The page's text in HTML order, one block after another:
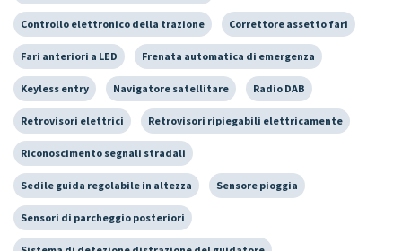
Controllo elettronico della trazione Correttore assetto fari
Fari anteriori a LED Frenata automatica di emergenza
Keyless entry Navigatore satellitare Radio DAB
Retrovisori elettrici Retrovisori ripiegabili elettricamente
Riconoscimento segnali stradali
Sedile guida regolabile in altezza Sensore pioggia
Sensori di parcheggio posteriori